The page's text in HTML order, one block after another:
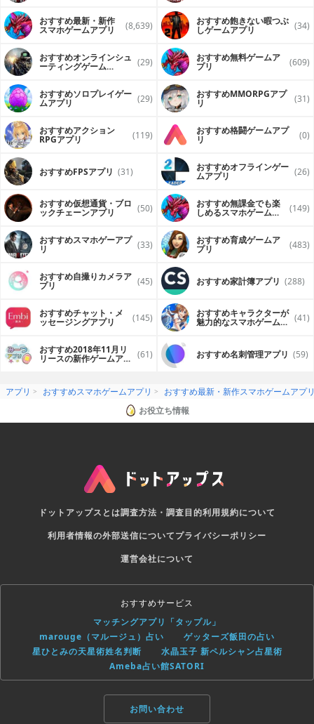
おすすめ最新・新作
スマホゲームアプリ (8,639) おすすめ飽きない暇つぶ
しゲームアプリ (34)
おすすめオンラインシュ
ーティングゲーム (29) おすすめ無料ゲームア
プリ (609)
おすすめソロプレイゲー
ムアプリ (29) おすすめ MMORPGアプ
リ (31)
おすすめアクション
RPGアプリ (119) おすすめ格闘ゲームアプ
リ (0)
おすすめFPSアプリ (31) おすすめオフラインゲー
ムアプリ (26)
おすすめ仮想通貨・ブロ
ックチェーンアプリ (50) おすすめ無課金でも楽
しめるスマホゲームア (149)
おすすめスマホゲーアプ
リ (33) おすすめ育成ゲームア
プリ (483)
おすすめ自撮りカメラア
プリ (45) おすすめ家計簿アプリ (288)
おすすめチャット・メ
ッセージングアプリ (145) おすすめキャラクターが
魅力的なスマホゲームア (41)
おすすめ2018年11月リ
リースの新作ゲームアプ (61) おすすめ名刺管理アプリ (59)
アプリ おすすめスマホゲームアプリ
おすすめ最新・新作スマホゲームアプ
お役立ち情報
ドットアップスとは調査方法・調査目的利用規約について
利用者情報の外部送信についてプライバシーポリシー
運営会社について
おすすめサービス
マッチングアプリ「タップル」
marouge（マルージュ）占い
ゲッターズ飯田の占い
星ひとみの天星術姓名判断
水晶玉子 新ペルシャン占星術
Ameba占い館SATORI
お問い合わせ